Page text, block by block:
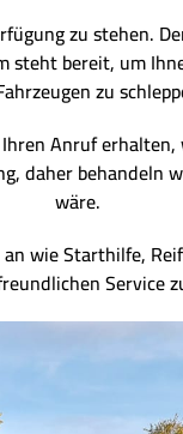
zu stehen.
bereit, um
zu
Anruf
daher
wäre.
wie Starthilfe,
Service